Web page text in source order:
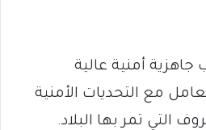
جاهزية أمنية عالية
مع التحديات الأمنية
التي تمر بها البلاد.